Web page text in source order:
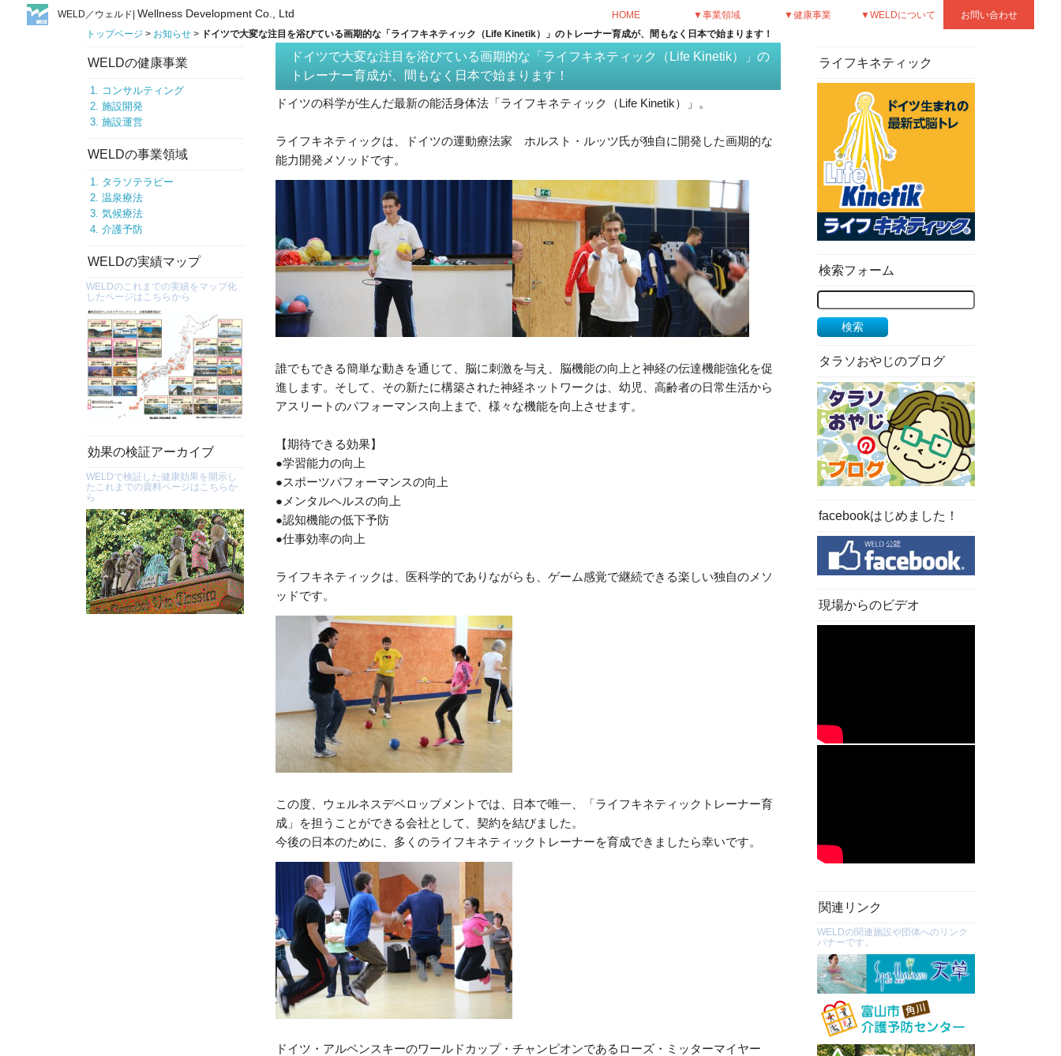
WELD／ウェルド| Wellness Development Co., Ltd お問い合わせ
▼WELDについて
▼健康事業
▼事業領域
HOME
トップページ > お知らせ > ドイツで大変な注目を浴びている画期的な「ライフキネティック（Life Kinetik）」のトレーナー育成が、間もなく日本で始まります！
WELDの健康事業
コンサルティング
施設開発
施設運営
WELDの事業領域
タラソテラピー
温泉療法
気候療法
介護予防
WELDの実績マップ
WELDのこれまでの実績をマップ化
したページはこちらから
効果の検証アーカイブ
WELDで検証した健康効果を開示し
たこれまでの資料ページはこちらか
ら
ドイツで大変な注目を浴びている画期的な「ライフキネティック（Life Kinetik）」の
トレーナー育成が、間もなく日本で始まります！
ドイツの科学が生んだ最新の能活身体法「ライフキネティック（Life Kinetik）」。
ライフキネティックは、ドイツの運動療法家 ホルスト・ルッツ氏が独自に開発した画期的な
能力開発メソッドです。
誰でもできる簡単な動きを通じて、脳に刺激を与え、脳機能の向上と神経の伝達機能強化を促
進します。そして、その新たに構築された神経ネットワークは、幼児、高齢者の日常生活から
アスリートのパフォーマンス向上まで、様々な機能を向上させます。
【期待できる効果】
●学習能力の向上
●スポーツパフォーマンスの向上
●メンタルヘルスの向上
●認知機能の低下予防
●仕事効率の向上
ライフキネティックは、医科学的でありながらも、ゲーム感覚で継続できる楽しい独自のメソ
ッドです。
この度、ウェルネスデベロップメントでは、日本で唯一、「ライフキネティックトレーナー育
成」を担うことができる会社として、 契約を結びました。
今後の日本のために、多くのライフキネティックトレーナーを育成できましたら幸いです。
ドイツ・アルペンスキーのワールドカップ・チャンピオンであるローズ・ミッターマイヤー
ライフキネティック
検索フォーム
タラソおやじのブログ
facebookはじめました！
現場からのビデオ
関連リンク
WELDの関連施設や団体へのリンク
バナーです。